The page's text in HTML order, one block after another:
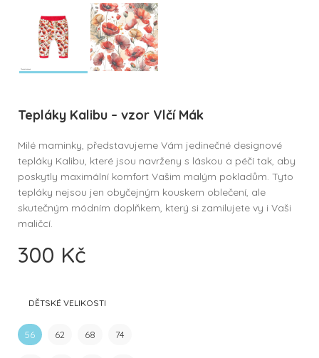
Tepláky Kalibu – vzor Vlčí Mák
Milé maminky, představujeme Vám jedinečné designové
tepláky Kalibu, které jsou navrženy s láskou a péčí tak, aby
poskytly maximální komfort Vašim malým pokladům. Tyto
tepláky nejsou jen obyčejným kouskem oblečení, ale
skutečným módním doplňkem, který si zamilujete vy i Vaši
maličcí.
300 Kč
DĚTSKÉ VELIKOSTI
56 62 68 74